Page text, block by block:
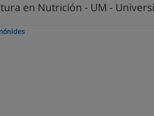
en Nutrición - UM -